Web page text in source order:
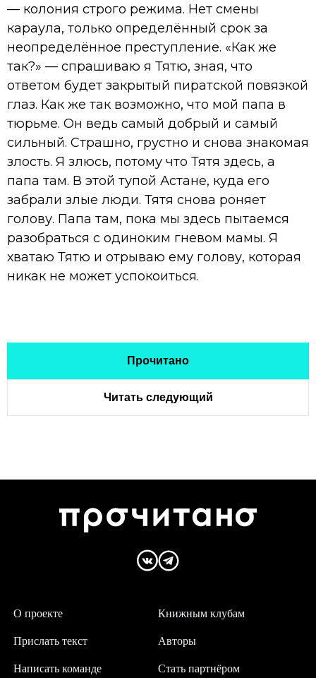
— колония строго режима. Нет смены
караула, только определённый срок за
неопределённое преступление. «Как же
так?» — спрашиваю я Тятю, зная, что
ответом будет закрытый пиратской повязкой
глаз. Как же так возможно, что мой папа в
тюрьме. Он ведь самый добрый и самый
сильный. Страшно, грустно и снова знакомая
злость. Я злюсь, потому что Тятя здесь, а
папа там. В этой тупой Астане, куда его
забрали злые люди. Тятя снова роняет
голову. Папа там, пока мы здесь пытаемся
разобраться с одиноким гневом мамы. Я
хватаю Тятю и отрываю ему голову, которая
никак не может успокоиться.
Прочитано
Читать следующий
О проекте
Написать команде
Авторы
Прислать текст
Книжным клубам
Стать партнёром